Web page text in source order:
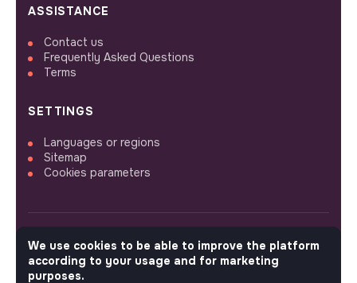
ASSISTANCE
Contact us
Frequently Asked Questions
Terms
SETTINGS
Languages or regions
Sitemap
Cookies parameters
FOLLOW US
We use cookies to be able to improve the platform
according to your usage and for marketing
purposes.